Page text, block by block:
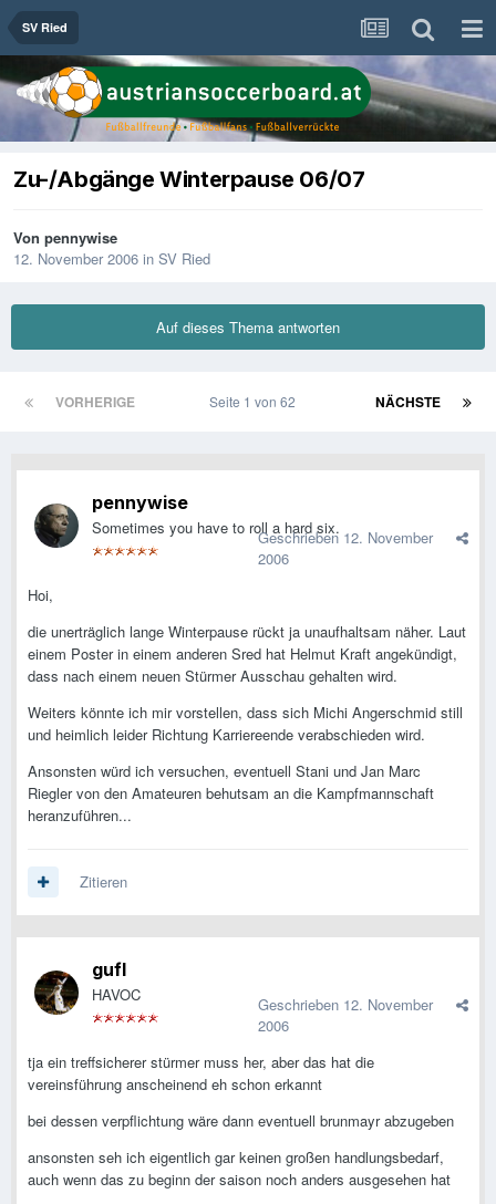
SV Ried
Zu-/Abgänge Winterpause 06/07
Von pennywise
12. November 2006 in SV Ried
Auf dieses Thema antworten
VORHERIGE NÄCHSTE
Seite 1 von 62
pennywise
Sometimes you have to roll a hard six.
Geschrieben 12. November
2006
Hoi,
die unerträglich lange Winterpause rückt ja unaufhaltsam näher. Laut
einem Poster in einem anderen Sred hat Helmut Kraft angekündigt,
dass nach einem neuen Stürmer Ausschau gehalten wird.
Weiters könnte ich mir vorstellen, dass sich Michi Angerschmid still
und heimlich leider Richtung Karriereende verabschieden wird.
Ansonsten würd ich versuchen, eventuell Stani und Jan Marc
Riegler von den Amateuren behutsam an die Kampfmannschaft
heranzuführen...
Zitieren
gufl
HAVOC Geschrieben 12. November
2006
tja ein treffsicherer stürmer muss her, aber das hat die
vereinsführung anscheinend eh schon erkannt
bei dessen verpflichtung wäre dann eventuell brunmayr abzugeben
ansonsten seh ich eigentlich gar keinen großen handlungsbedarf,
auch wenn das zu beginn der saison noch anders ausgesehen hat